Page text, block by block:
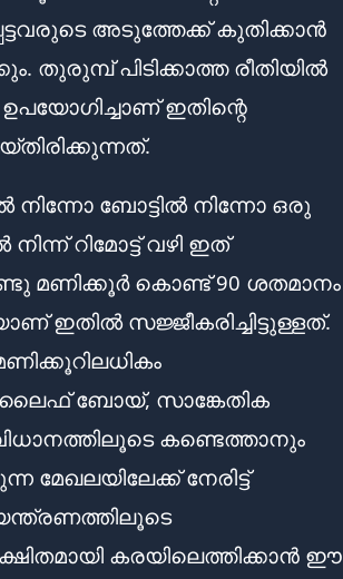
അടുത്തേക്ക് കുതിക്കാൻ
തുരുമ്പ് പിടിക്കാത്ത രീതിയിൽ
ഇതിന്റെ
നിന്നോ ബോട്ടിൽ നിന്നോ ഒരു
നിന്ന് റിമോട്ട് വഴി ഇത്
മണിക്കൂർ കൊണ്ട് 90 ശതമാനം
ഇതിൽ സജ്ജീകരിച്ചിട്ടുള്ളത്.
ബോയ്, സാങ്കേതിക
കണ്ടെത്താനും
മേഖലയിലേക്ക് നേരിട്ട്
കരയിലെത്തിക്കാൻ ഈ